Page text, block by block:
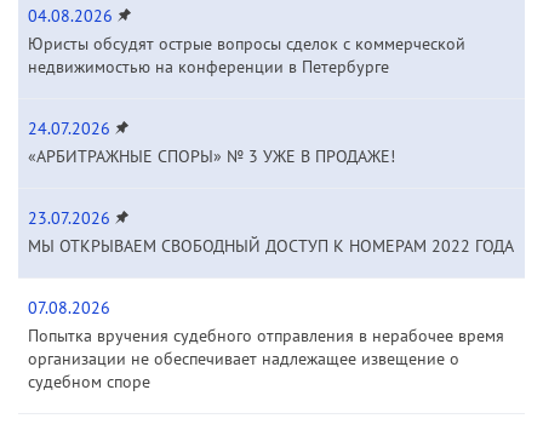
04.08.2026
Юристы обсудят острые вопросы сделок с коммерческой
недвижимостью на конференции в Петербурге
24.07.2026
«АРБИТРАЖНЫЕ СПОРЫ» № 3 УЖЕ В ПРОДАЖЕ!
23.07.2026
МЫ ОТКРЫВАЕМ СВОБОДНЫЙ ДОСТУП К НОМЕРАМ 2022 ГОДА
07.08.2026
Попытка вручения судебного отправления в нерабочее время
организации не обеспечивает надлежащее извещение о
судебном споре